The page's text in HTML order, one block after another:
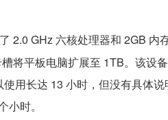
2.0 GHz 六核处理器和 2GB 内
将平板电脑扩展至 1TB。该设
用长达 13 小时，但没有具体说
时。